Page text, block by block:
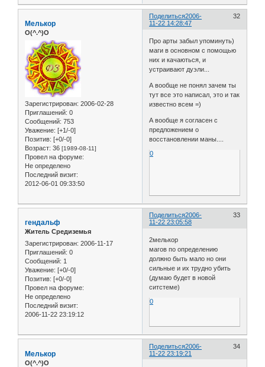
Поделиться 32
2006-
11-22 14:28:47
Мелькор
O(^.^)O
Зарегистрирован: 2006-02-28
Приглашений: 0
Сообщений: 753
Уважение: [+1/-0]
Позитив: [+0/-0]
Возраст: 36 [1989-08-11]
Провел на форуме:
Не определено
Последний визит:
2012-06-01 09:33:50
Про арты забыл упоминуть)
маги в основном с помощью
них и качаються, и
устраивают дуэли...
А вообще не понял зачем ты
тут все это написал, это и так
известно всем =)
А вообще я согласен с
предложением о
восстановлении маны....
0
Поделиться 33
2006-
11-22 23:05:58
гендальф
Житель Средиземья
Зарегистрирован: 2006-11-17
Приглашений: 0
Сообщений: 1
Уважение: [+0/-0]
Позитив: [+0/-0]
Провел на форуме:
Не определено
Последний визит:
2006-11-22 23:19:12
2мелькор
магов по определению
должно быть мало но они
сильные и их трудно убить
(думаю будет в новой
ситстеме)
0
Поделиться 34
2006-
11-22 23:19:21
Мелькор
O(^.^)O